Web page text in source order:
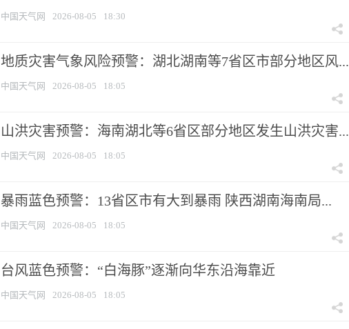
中国天气网 2026-08-05 18:30
地质灾害气象风险预警：湖北湖南等7省区市部分地区风...
中国天气网 2026-08-05 18:05
山洪灾害预警：海南湖北等6省区部分地区发生山洪灾害...
中国天气网 2026-08-05 18:05
暴雨蓝色预警：13省区市有大到暴雨 陕西湖南海南局...
中国天气网 2026-08-05 18:05
台风蓝色预警：“白海豚”逐渐向华东沿海靠近
中国天气网 2026-08-05 18:05